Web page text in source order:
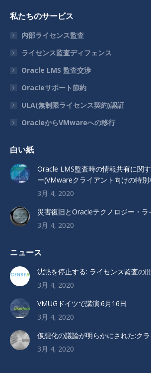
私たちのサービス
内部ライセンス監査
ライセンス監査ディフェンス
Oracle LMS 監査交渉
Oracleサポート節約
ULA(無制限ライセンス契約)認証
OracleからVMwareへの移行
白い紙
Oracle LMS監査時の情報共有に関
ー(VMwareクライアント向けの特
3月 4, 2020
災害復旧とOracleテクノロジー・ラ
3月 4, 2020
ニュース
沈黙を停止する: ライセンス監査の
3月 4, 2020
VMUGドイツで講演:6月16日
3月 4, 2020
仮想化の議論が明らかにされた:ク
3月 4, 2020